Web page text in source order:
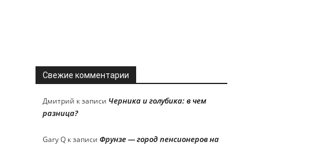
Свежие комментарии
Дмитрий к записи Черника и голубика: в чем
разница?
Gary Q к записи Фрунзе — город пенсионеров на